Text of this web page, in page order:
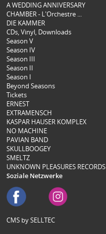
A WEDDING ANNIVERSARY
CHAMBER - L'Orchestre ...
DIE KAMMER
CDs, Vinyl, Downloads
Season V
Season IV
Season III
Season II
Season I
Beyond Seasons
Tickets
ERNEST
EXTRAMENSCH
KASPAR HAUSER KOMPLEX
NO MACHINE
PAVIAN BAND
SKULLBOOGEY
SMELTZ
UNKNOWN PLEASURES RECORDS
Soziale Netzwerke
CMS by SELLTEC